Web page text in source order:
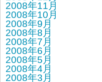
2008年11月
2008年10月
2008年9月
2008年8月
2008年7月
2008年6月
2008年5月
2008年4月
2008年3月